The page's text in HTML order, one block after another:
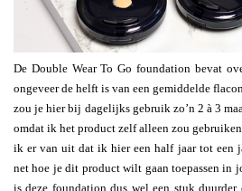
De Double Wear To Go foundation bevat
ongeveer de helft is van een gemiddelde
zou je hier bij dagelijks gebruik zo’n 2 à 3
omdat ik het product zelf alleen zou
ik er van uit dat ik hier een half jaar tot een
net hoe je dit product wilt gaan toepassen in
is deze foundation dus wel een stuk duurder